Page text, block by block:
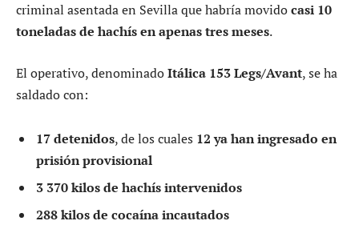
criminal asentada en Sevilla que habría movidocasi 10
toneladas de hachís en apenas tres meses.
El operativo, denominadoItálica 153 Legs/Avant, se ha
saldado con:
17 detenidos, de los cuales 12 ya han ingresado en
prisión provisional
3 370 kilos de hachís intervenidos
288 kilos de cocaína incautados